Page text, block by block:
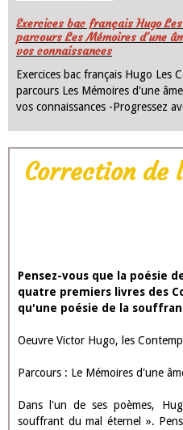
Exercices bac français Hugo
parcours Les Mémoires d'une
vos connaissances
Exercices bac français Hugo Les
parcours Les Mémoires d'une
vos connaissances -Progressez
Correction de
Pensez-vous que la poésie
quatre premiers livres des
qu'une poésie de la
Oeuvre Victor Hugo, les
Parcours : Le Mémoires d'une
Dans l'un de ses poèmes,
souffrant du mal éternel ».